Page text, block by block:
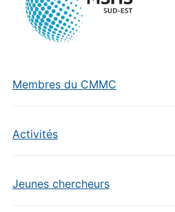
Membres du CMMC
Activités
Jeunes chercheurs